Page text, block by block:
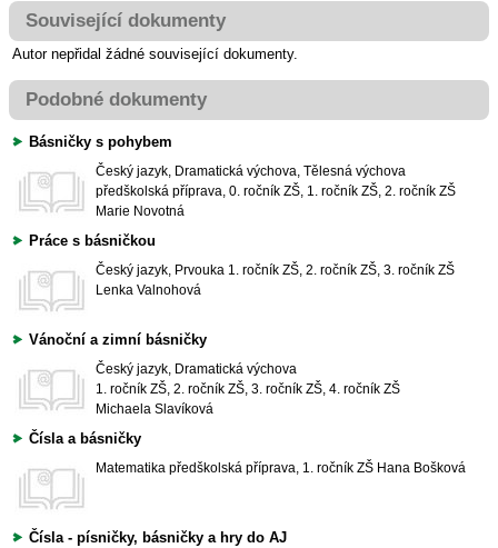
Související dokumenty
Autor nepřidal žádné související dokumenty.
Podobné dokumenty
Básničky s pohybem
Český jazyk, Dramatická výchova, Tělesná výchova
předškolská příprava, 0. ročník ZŠ, 1. ročník ZŠ, 2. ročník ZŠ
Marie Novotná
Práce s básničkou
Český jazyk, Prvouka 1. ročník ZŠ, 2. ročník ZŠ, 3. ročník ZŠ
Lenka Valnohová
Vánoční a zimní básničky
Český jazyk, Dramatická výchova
1. ročník ZŠ, 2. ročník ZŠ, 3. ročník ZŠ, 4. ročník ZŠ
Michaela Slavíková
Čísla a básničky
Matematika předškolská příprava, 1. ročník ZŠ Hana Bošková
Čísla - písničky, básničky a hry do AJ